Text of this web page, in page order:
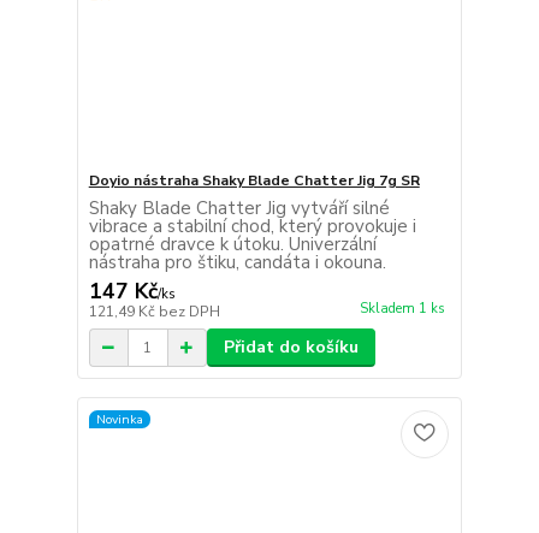
Doyio nástraha Shaky Blade Chatter Jig 7g SR
Shaky Blade Chatter Jig vytváří silné
vibrace a stabilní chod, který provokuje i
opatrné dravce k útoku. Univerzální
nástraha pro štiku, candáta i okouna.
147 Kč/ks
121,49 Kč bez DPH Skladem 1 ks
Přidat do košíku
Novinka